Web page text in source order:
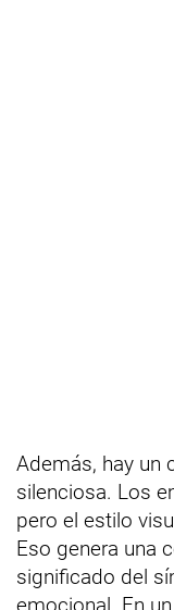
Además, hay un
silenciosa. Los
pero el estilo
Eso genera una
significado del